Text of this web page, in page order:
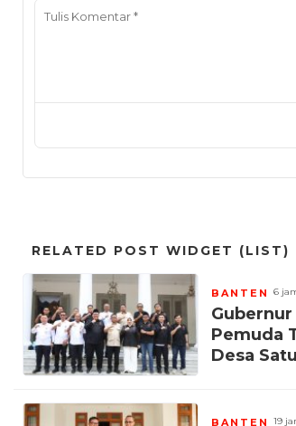
RELATED POST WIDGET (LIST)
BANTEN 6
Pemuda
Desa
BANTEN 19